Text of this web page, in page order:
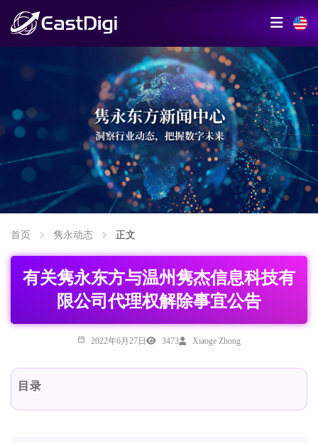
首页 隽永动态 正文
有关隽永东方与温州隽杰信息科技有
限公司代理权解除事宜公告
2022年6月27日 3473 Xiaoge Zhong
目录